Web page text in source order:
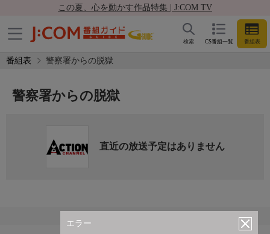
この夏、心を動かす作品特集 | J:COM TV
CS番組一覧 番組表
検索
番組表 警察署からの脱獄
エラー
警察署からの脱獄
直近の放送予定はありません